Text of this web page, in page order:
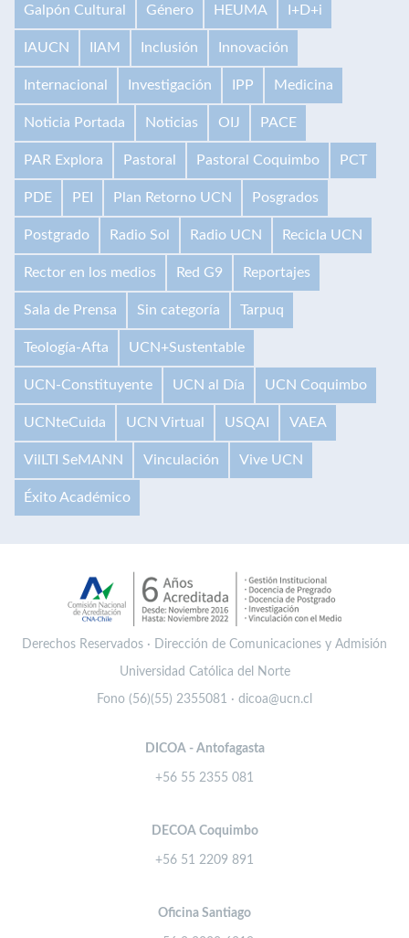
Galpón Cultural Género HEUMA I+D+i
IAUCN IIAM Inclusión Innovación
Internacional Investigación IPP Medicina
Noticia Portada Noticias OIJ PACE
PAR Explora Pastoral Pastoral Coquimbo PCT
PDE PEI Plan Retorno UCN Posgrados
Postgrado Radio Sol Radio UCN Recicla UCN
Rector en los medios Red G9 Reportajes
Sala de Prensa Sin categoría Tarpuq
Teología-Afta UCN+Sustentable
UCN-Constituyente UCN al Día UCN Coquimbo
UCNteCuida UCN Virtual USQAI VAEA
VilLTI SeMANN Vinculación Vive UCN
Éxito Académico
Derechos Reservados · Dirección de Comunicaciones y Admisión
Universidad Católica del Norte
Fono (56)(55) 2355081 · dicoa@ucn.cl
DICOA - Antofagasta
+56 55 2355 081
DECOA Coquimbo
+56 51 2209 891
Oficina Santiago